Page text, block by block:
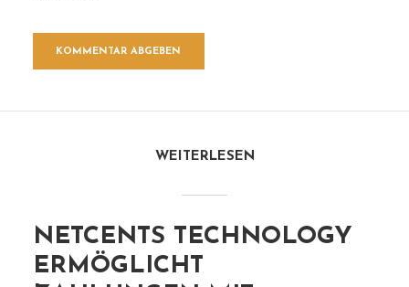
WEITERLESEN
NETCENTS TECHNOLOGY
ERMÖGLICHT